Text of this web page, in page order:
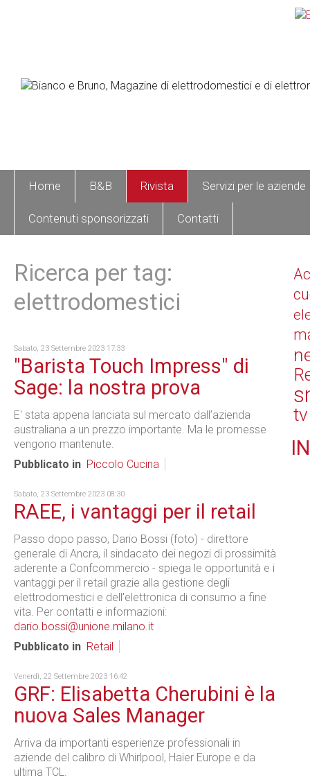
Home B&B Rivista Servizi per le aziende
Contenuti sponsorizzati Contatti
Ricerca per tag:
elettrodomestici
Sabato, 23 Settembre 2023 17:33
"Barista Touch Impress" di
Sage: la nostra prova
E' stata appena lanciata sul mercato dall’azienda
australiana a un prezzo importante. Ma le promesse
vengono mantenute.
Pubblicato in Piccolo Cucina
Sabato, 23 Settembre 2023 08:30
RAEE, i vantaggi per il retail
Passo dopo passo, Dario Bossi (foto) - direttore
generale di Ancra, il sindacato dei negozi di prossimità
aderente a Confcommercio - spiega le opportunità e i
vantaggi per il retail grazie alla gestione degli
elettrodomestici e dell'elettronica di consumo a fine
vita. Per contatti e informazioni:
dario.bossi@unione.milano.it
Pubblicato in Retail
Venerdì, 22 Settembre 2023 16:42
GRF: Elisabetta Cherubini è la
nuova Sales Manager
Arriva da importanti esperienze professionali in
aziende del calibro di Whirlpool, Haier Europe e da
ultima TCL.
tv
IN